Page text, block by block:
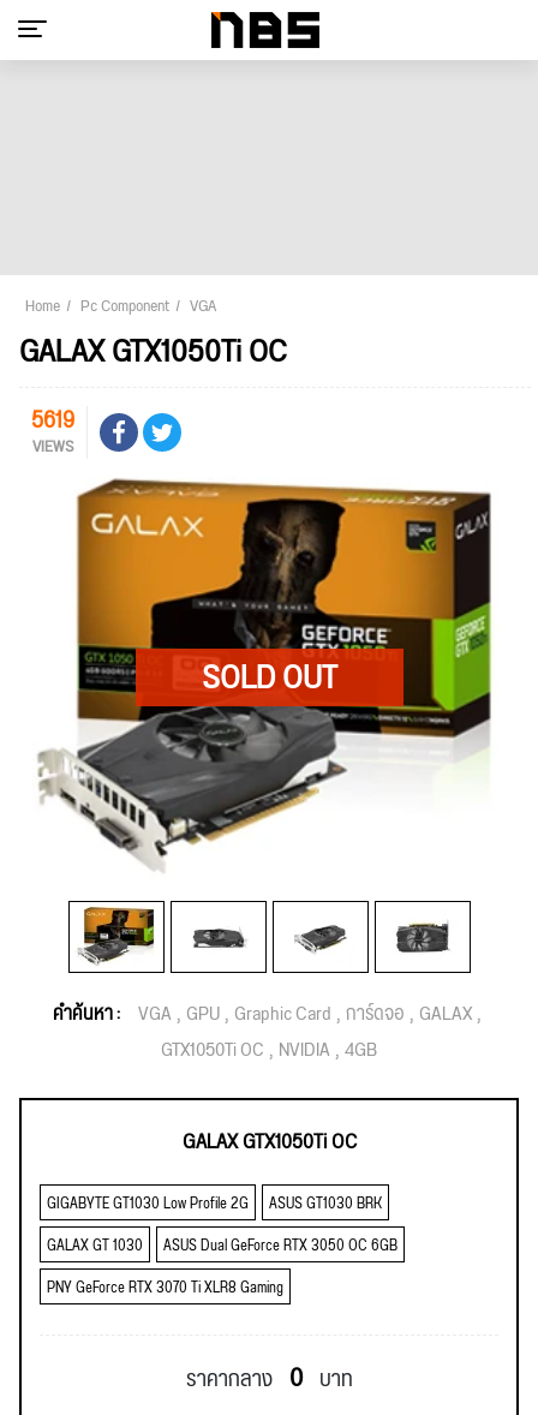
Home Pc Component VGA
GALAX GTX1050Ti OC
5619
VIEWS
คำค้นหา : VGA GPU Graphic Card การ์ดจอ GALAX
GTX1050Ti OC NVIDIA 4GB
GALAX GTX1050Ti OC
GIGABYTE GT1030 Low Profile 2G
ASUS GT1030 BRK
GALAX GT 1030
ASUS Dual GeForce RTX 3050 OC 6GB
PNY GeForce RTX 3070 Ti XLR8 Gaming
ราคากลาง 0 บาท